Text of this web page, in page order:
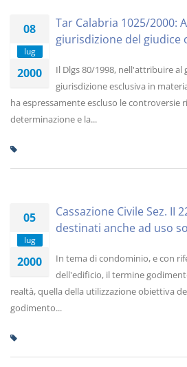
08
lug
2000
Tar Calabria 1025/2000:
giurisdizione del giudice
Il Dlgs 80/1998, nell'attribuire
giurisdizione esclusiva in
ha espressamente escluso le controversie
determinazione e la...
05
lug
2000
Cassazione Civile Sez. II
destinati anche ad uso
In tema di condominio, e con
dell'edificio, il termine
realtà, quella della utilizzazione obiettiva
godimento...